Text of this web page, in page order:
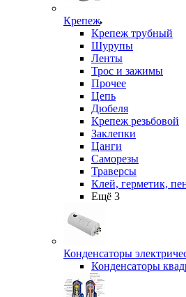
Крепеж
Крепеж трубный
Шурупы
Ленты
Трос и зажимы
Прочее
Цепь
Дюбеля
Крепеж резьбовой
Заклепки
Цанги
Саморезы
Траверсы
Клей, герметик,
Ещё 3
Конденсаторы
Конденсаторы